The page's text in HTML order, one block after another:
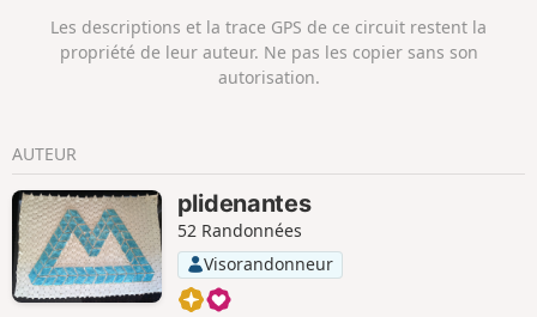
Les descriptions et la trace GPS de ce circuit restent la
propriété de leur auteur. Ne pas les copier sans son
autorisation.
AUTEUR
plidenantes
52 Randonnées
Visorandonneur